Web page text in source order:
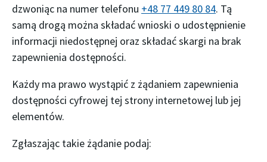
dzwoniąc na numer telefonu +48 77 449 80 84. Tą
samą drogą można składać wnioski o udostępnienie
informacji niedostępnej oraz składać skargi na brak
zapewnienia dostępności.
Każdy ma prawo wystąpić z żądaniem zapewnienia
dostępności cyfrowej tej strony internetowej lub jej
elementów.
Zgłaszając takie żądanie podaj: